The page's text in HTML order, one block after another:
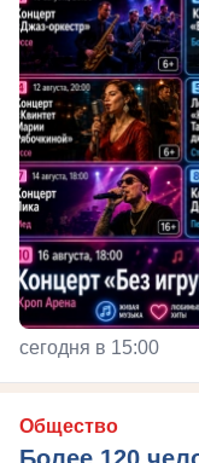
сегодня в 15:00
Общество